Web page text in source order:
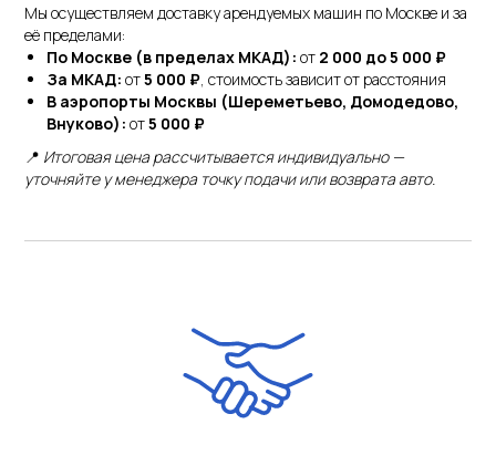
Мы осуществляем доставку арендуемых машин по Москве и за
её пределами:
По Москве (в пределах МКАД): от 2 000 до 5 000 ₽
За МКАД: от5 000 ₽ , стоимость зависит от расстояния
В аэропорты Москвы (Шереметьево, Домодедово,
Внуково): от5 000 ₽
📍 Итоговая цена рассчитывается индивидуально —
уточняйте у менеджера точку подачи или возврата авто.